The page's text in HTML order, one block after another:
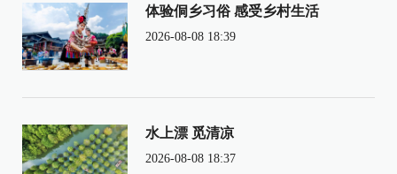
体验侗乡习俗 感受乡村生活
2026-08-08 18:39
水上漂 觅清凉
2026-08-08 18:37